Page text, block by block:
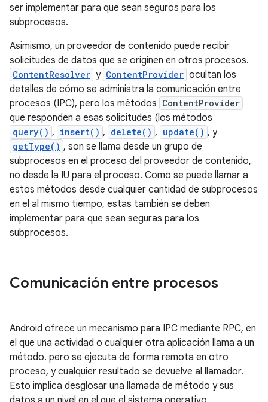
ser implementar para que sean seguros para los
subprocesos.
Asimismo, un proveedor de contenido puede recibir
solicitudes de datos que se originen en otros procesos.
ContentResolver y ContentProvider ocultan los
detalles de cómo se administra la comunicación entre
procesos (IPC), pero los métodos ContentProvider
que responden a esas solicitudes (los métodos
query() , insert() , delete() , update() , y
getType() , son se llama desde un grupo de
subprocesos en el proceso del proveedor de contenido,
no desde la IU para el proceso. Como se puede llamar a
estos métodos desde cualquier cantidad de subprocesos
en el al mismo tiempo, estas también se deben
implementar para que sean seguras para los
subprocesos.
Comunicación entre procesos
Android ofrece un mecanismo para IPC mediante RPC, en
el que una actividad o cualquier otra aplicación llama a un
método. pero se ejecuta de forma remota en otro
proceso, y cualquier resultado se devuelve al llamador.
Esto implica desglosar una llamada de método y sus